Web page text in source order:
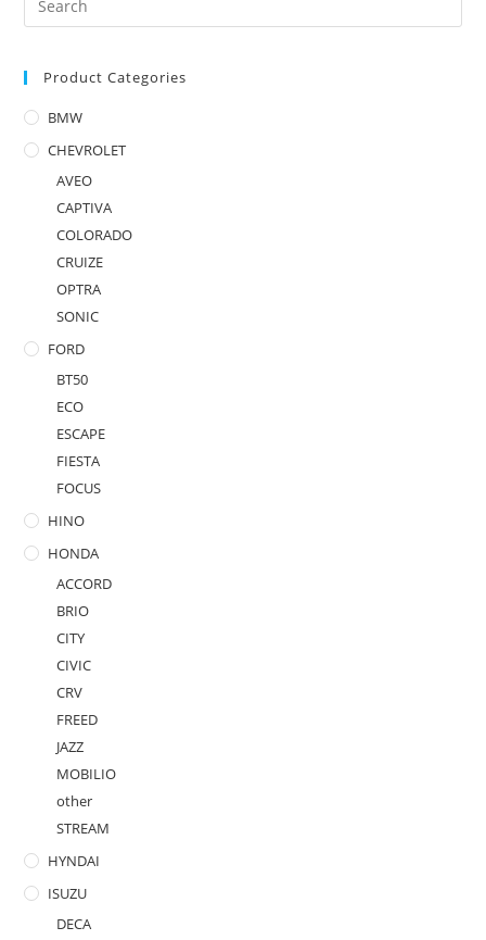
Product Categories
BMW
CHEVROLET
AVEO
CAPTIVA
COLORADO
CRUIZE
OPTRA
SONIC
FORD
BT50
ECO
ESCAPE
FIESTA
FOCUS
HINO
HONDA
ACCORD
BRIO
CITY
CIVIC
CRV
FREED
JAZZ
MOBILIO
other
STREAM
HYNDAI
ISUZU
DECA